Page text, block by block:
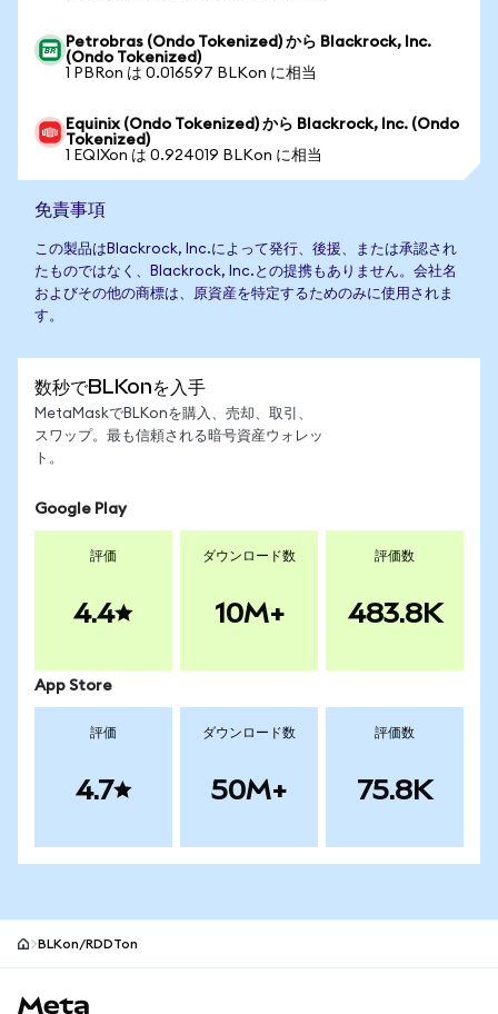
Petrobras (Ondo Tokenized) から Blackrock, Inc.
(Ondo Tokenized)
1 PBRon は 0.016597 BLKon に相当
Equinix (Ondo Tokenized) から Blackrock, Inc. (Ondo
Tokenized)
1 EQIXon は 0.924019 BLKon に相当
免責事項
この製品はBlackrock, Inc.によって発行、後援、または承認され
たものではなく、Blackrock, Inc.との提携もありません。会社名
およびその他の商標は、原資産を特定するためのみに使用されま
す。
数秒でBLKonを入手
MetaMaskでBLKonを購入、売却、取引、
スワップ。最も信頼される暗号資産ウォレッ
ト。
Google Play
評価
4.4
ダウンロード数
10M+
評価数
483.8K
App Store
評価
4.7
ダウンロード数
50M+
評価数
75.8K
BLKon/RDDTon